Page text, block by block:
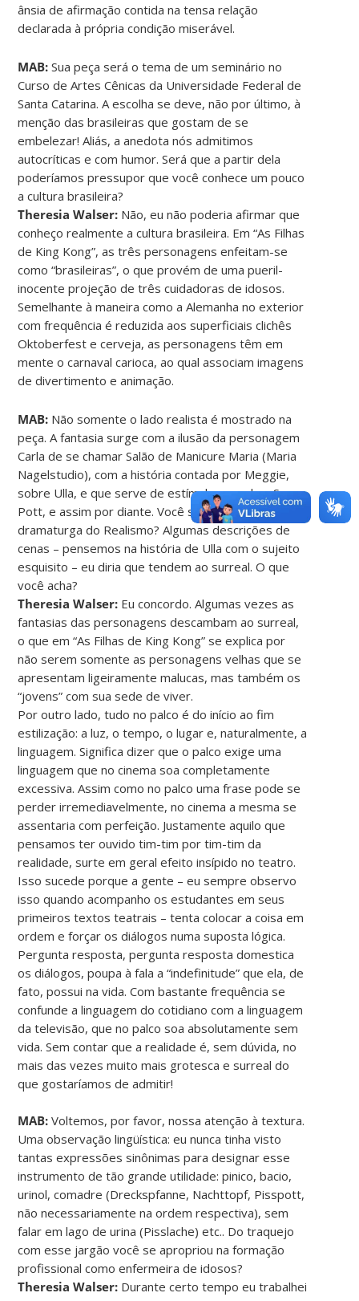
ânsia de afirmação contida na tensa relação
declarada à própria condição miserável.
MAB: Sua peça será o tema de um seminário no
Curso de Artes Cênicas da Universidade Federal de
Santa Catarina. A escolha se deve, não por último, à
menção das brasileiras que gostam de se
embelezar! Aliás, a anedota nós admitimos
autocríticas e com humor. Será que a partir dela
poderíamos pressupor que você conhece um pouco
a cultura brasileira?
Theresia Walser: Não, eu não poderia afirmar que
conheço realmente a cultura brasileira. Em “As Filhas
de King Kong”, as três personagens enfeitam-se
como “brasileiras”, o que provém de uma pueril-
inocente projeção de três cuidadoras de idosos.
Semelhante à maneira como a Alemanha no exterior
com frequência é reduzida aos superficiais clichês
Oktoberfest e cerveja, as personagens têm em
mente o carnaval carioca, ao qual associam imagens
de divertimento e animação.
MAB: Não somente o lado realista é mostrado na
peça. A fantasia surge com a ilusão da personagem
Carla de se chamar Salão de Manicure Maria (Maria
Nagelstudio), com a história contada por Meggie,
sobre Ulla, e que serve de estímulo sexual ao Sr.
Pott, e assim por diante. Você se considera uma
dramaturga do Realismo? Algumas descrições de
cenas – pensemos na história de Ulla com o sujeito
esquisito – eu diria que tendem ao surreal. O que
você acha?
Theresia Walser: Eu concordo. Algumas vezes as
fantasias das personagens descambam ao surreal,
o que em “As Filhas de King Kong” se explica por
não serem somente as personagens velhas que se
apresentam ligeiramente malucas, mas também os
“jovens” com sua sede de viver.
Por outro lado, tudo no palco é do início ao fim
estilização: a luz, o tempo, o lugar e, naturalmente, a
linguagem. Significa dizer que o palco exige uma
linguagem que no cinema soa completamente
excessiva. Assim como no palco uma frase pode se
perder irremediavelmente, no cinema a mesma se
assentaria com perfeição. Justamente aquilo que
pensamos ter ouvido tim-tim por tim-tim da
realidade, surte em geral efeito insípido no teatro.
Isso sucede porque a gente – eu sempre observo
isso quando acompanho os estudantes em seus
primeiros textos teatrais – tenta colocar a coisa em
ordem e forçar os diálogos numa suposta lógica.
Pergunta resposta, pergunta resposta domestica
os diálogos, poupa à fala a “indefinitude” que ela, de
fato, possui na vida. Com bastante frequência se
confunde a linguagem do cotidiano com a linguagem
da televisão, que no palco soa absolutamente sem
vida. Sem contar que a realidade é, sem dúvida, no
mais das vezes muito mais grotesca e surreal do
que gostaríamos de admitir!
MAB: Voltemos, por favor, nossa atenção à textura.
Uma observação lingüística: eu nunca tinha visto
tantas expressões sinônimas para designar esse
instrumento de tão grande utilidade: pinico, bacio,
urinol, comadre (Dreckspfanne, Nachttopf, Pisspott,
não necessariamente na ordem respectiva), sem
falar em lago de urina (Pisslache) etc.. Do traquejo
com esse jargão você se apropriou na formação
profissional como enfermeira de idosos?
Theresia Walser: Durante certo tempo eu trabalhei